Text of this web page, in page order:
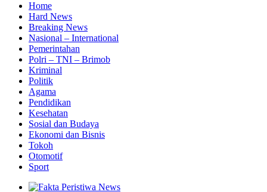
Home
Hard News
Breaking News
Nasional – International
Pemerintahan
Polri – TNI – Brimob
Kriminal
Politik
Agama
Pendidikan
Kesehatan
Sosial dan Budaya
Ekonomi dan Bisnis
Tokoh
Otomotif
Sport